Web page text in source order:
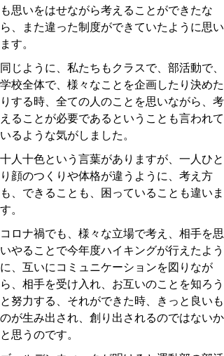
も思いをはせながら考えることができたな
ら、また違った制度ができていたように思い
ます。
同じように、私たちもクラスで、部活動で、
学校全体で、様々なことを企画したり決めた
りする時、全ての人のことを思いながら、考
えることが必要であるということも言われて
いるような気がしました。
十人十色という言葉がありますが、一人ひと
り顔のつくりや体格が違うように、考え方
も、できることも、困っていることも違いま
す。
コロナ禍でも、様々な立場で考え、相手を思
いやることで今年度ハイキングが行えたよう
に、互いにコミュニケーションを図りなが
ら、相手を受け入れ、お互いのことを知ろう
と努力する、それができた時、きっと良いも
のが生み出され、創り出されるのではないか
と思うのです。